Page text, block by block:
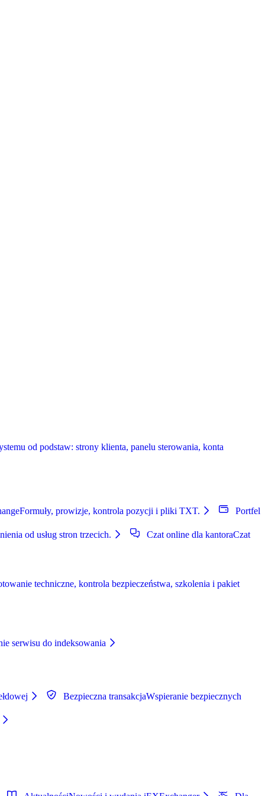
od podstaw: strony klienta, panelu sterowania, konta
Formuły, prowizje, kontrola pozycji i pliki TXT. Portfel
od usług stron trzecich. Czat online dla kantoraCzat
techniczne, kontrola bezpieczeństwa, szkolenia i pakiet
serwisu do indeksowania
Bezpieczna transakcjaWspieranie bezpiecznych